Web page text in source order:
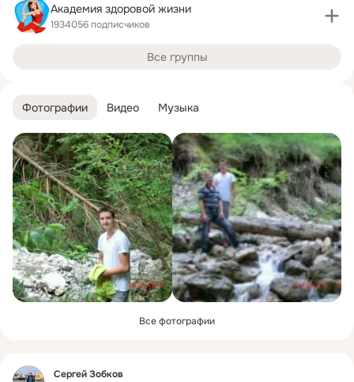
Фотографии Видео Музыка
Все фотографии
Фид
Сергей Зобков
Академия здоровой жизни
1934056 подписчиков
Все группы